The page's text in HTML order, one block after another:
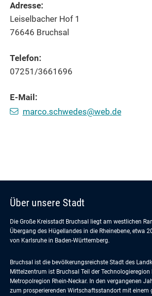
Adresse:
Leiselbacher Hof 1
76646 Bruchsal
Telefon:
07251/3661696
E-Mail:
marco.schwedes@web.de
Über unsere Stadt
Die Große Kreisstadt Bruchsal liegt am westlichen
Übergang des Hügellandes in die Rheinebene, etwa
von Karlsruhe in Baden-Württemberg.
Bruchsal ist die bevölkerungsreichste Stadt des
Mittelzentrum ist Bruchsal Teil der
Metropolregion Rhein-Neckar. In den vergangenen
zum prosperierenden Wirtschaftsstandort mit einem